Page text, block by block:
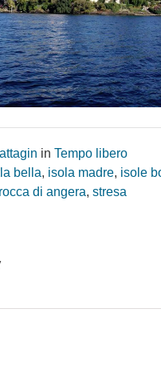
in Tempo libero
bella, isola madre, isole
rocca di angera, stresa